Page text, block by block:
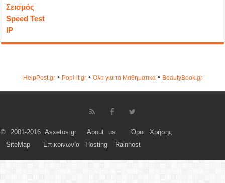
Σεισμός
Speed Test
IP
HelpPost.gr• Popi-it.gr•Όλα για τα Μαθηματικά• ΒeautyΒook.gr
© 2001-2016 Asxetos.gr About us
Όροι Χρήσης
SiteMap
Επικοινωνία Hosting Rainhost